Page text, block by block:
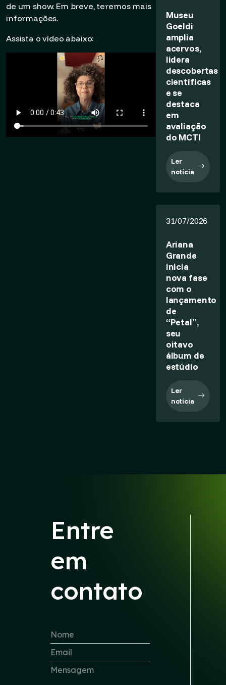
de um show. Em breve, teremos mais
informações.
Assista o vídeo abaixo:
Museu
Goeldi
amplia
acervos,
lidera
descobertas
científicas
e se
destaca
em
avaliação
do MCTI
Ler
notícia
31/07/2026
Ariana
Grande
inicia
nova fase
com o
lançamento
de
“Petal”,
seu
oitavo
álbum de
estúdio
Ler
notícia
Entre
em
contato